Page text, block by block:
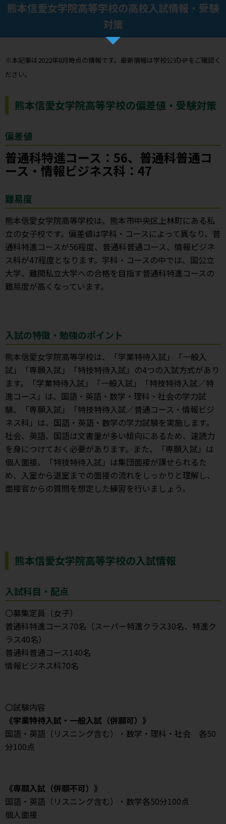
熊本信愛女学院高等学校の高校入試情報・受験
対策
※本記事は2022年8月時点の情報です。最新情報は学校公式HPをご確認く
ださい。
熊本信愛女学院高等学校の偏差値・受験対策
偏差値
普通科特進コース：56、普通科普通コ
ース・情報ビジネス科：47
難易度
熊本信愛女学院高等学校は、熊本市中央区上林町にある私
立の女子校です。偏差値は学科・コースによって異なり、普
通科特進コースが56程度、普通科普通コース、情報ビジネ
ス科が47程度となります。学科・コースの中では、国公立
大学、難関私立大学への合格を目指す普通科特進コースの
難易度が高くなっています。
入試の特徴・勉強のポイント
熊本信愛女学院高等学校は、「学業特待入試」「一般入
試」「専願入試」「特技特待入試」の4つの入試方式があり
ます。「学業特待入試」「一般入試」「特技特待入試／特
進コース」は、国語・英語・数学・理科・社会の学力試
験、「専願入試」「特技特待入試／普通コース・情報ビジ
ネス科」は、国語・英語・数学の学力試験を実施します。
社会、英語、国語は文書量が多い傾向にあるため、速読力
を身につけておく必要があります。また、「専願入試」は
個人面接、「特技特待入試」は集団面接が課せられるた
め、入室から退室までの面接の流れをしっかりと理解し、
面接官からの質問を想定した練習を行いましょう。
熊本信愛女学院高等学校の入試情報
入試科目・配点
〇募集定員（女子）
普通科特進コース70名（スーパー特進クラス30名、特進ク
ラス40名）
普通科普通コース140名
情報ビジネス科70名
〇試験内容
《学業特待入試・一般入試（併願可）》
国語・英語（リスニング含む）・数学・理科・社会 各50
分100点
《専願入試（併願不可）》
国語・英語（リスニング含む）・数学各50分100点
個人面接